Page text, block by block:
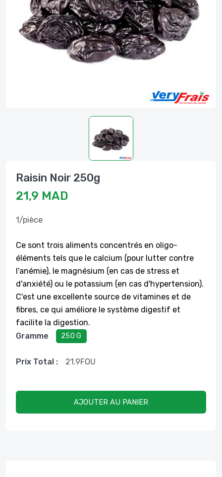
Raisin Noir 250g
21,9 MAD
1/pièce
Ce sont trois aliments concentrés en oligo-
éléments tels que le calcium (pour lutter contre
l'anémie), le magnésium (en cas de stress et
d'anxiété) ou le potassium (en cas d'hypertension).
C'est une excellente source de vitamines et de
fibres, ce qui améliore le système digestif et
facilite la digestion.
Gramme
250 G
Prix ​​total : 21.9FOU
AJOUTER AU PANIER